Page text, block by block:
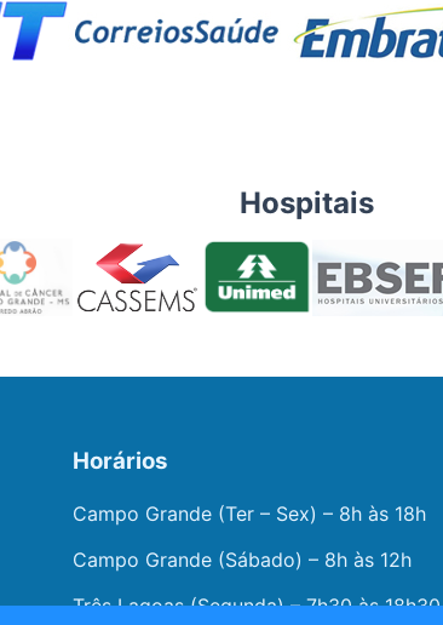
Hospitais
Horários
Campo Grande (Ter – Sex) – 8h às 18h
Campo Grande (Sábado) – 8h às 12h
Três Lagoas (Segunda) – 7h30 às 18h30